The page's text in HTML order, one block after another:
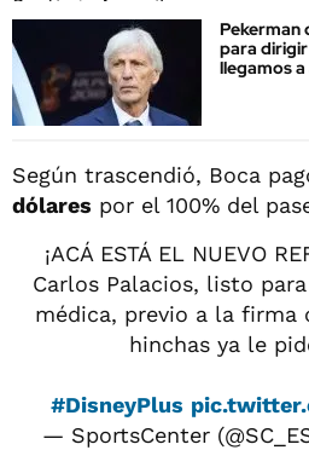
Pekerman
para
llegamos
Según trascendió, Boca
dólares por el 100% del
¡ACÁ ESTÁ EL NUEVO
Carlos Palacios, listo
médica, previo a la firma
hinchas ya le
#DisneyPlus
— SportsCenter